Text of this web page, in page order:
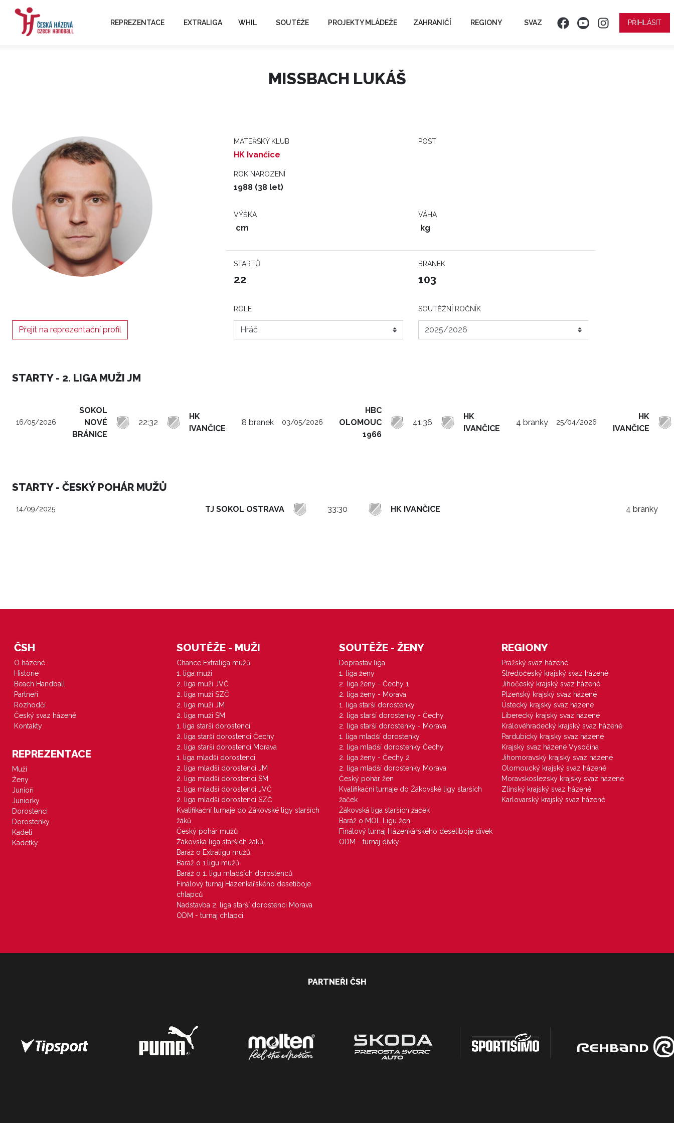
REPREZENTACE EXTRALIGA WHIL SOUTĚŽE PROJEKTY MLÁDEŽE ZAHRANIČÍ REGIONY SVAZ PŘIHLÁSIT
MISSBACH LUKÁŠ
MATEŘSKÝ KLUB
HK Ivančice
POST
ROK NAROZENÍ
1988 (38 let)
VÝŠKA
cm
VÁHA
kg
STARTŮ
22
BRANEK
103
Přejít na reprezentační profil
ROLE SOUTĚŽNÍ ROČNÍK
STARTY - 2. LIGA MUŽI JM
16/05/2026
SOKOL
NOVÉ
BRÁNICE
22:32
HK
IVANČICE
8 branek 03/05/2026
HBC
OLOMOUC
1966
41:36
HK
IVANČICE
4 branky 25/04/2026
HK
IVANČICE
STARTY - ČESKÝ POHÁR MUŽŮ
14/09/2025 TJ SOKOL OSTRAVA 33:30 HK IVANČICE 4 branky
ČSH
O házené
Historie
Beach Handball
Partneři
Rozhodčí
Český svaz házené
Kontakty
REPREZENTACE
Muži
Ženy
Junioři
Juniorky
Dorostenci
Dorostenky
Kadeti
Kadetky
SOUTĚŽE - MUŽI
Chance Extraliga mužů
1. liga muži
2. liga muži JVČ
2. liga muži SZČ
2. liga muži JM
2. liga muži SM
1. liga starší dorostenci
2. liga starší dorostenci Čechy
2. liga starší dorostenci Morava
1. liga mladší dorostenci
2. liga mladší dorostenci JM
2. liga mladší dorostenci SM
2. liga mladší dorostenci JVČ
2. liga mladší dorostenci SZČ
Kvalifikační turnaje do Žákovské ligy starších
žáků
Český pohár mužů
Žákovská liga starších žáků
Baráž o Extraligu mužů
Baráž o 1.ligu mužů
Baráž o 1. ligu mladších dorostenců
Finálový turnaj Házenkářského desetiboje
chlapců
Nadstavba 2. liga starší dorostenci Morava
ODM - turnaj chlapci
SOUTĚŽE - ŽENY
Doprastav liga
1. liga ženy
2. liga ženy - Čechy 1
2. liga ženy - Morava
1. liga starší dorostenky
2. liga starší dorostenky - Čechy
2. liga starší dorostenky - Morava
1. liga mladší dorostenky
2. liga mladší dorostenky Čechy
2. liga ženy - Čechy 2
2. liga mladší dorostenky Morava
Český pohár žen
Kvalifikační turnaje do Žákovské ligy starších
žaček
Žákovská liga starších žaček
Baráž o MOL Ligu žen
Finálový turnaj Házenkářského desetiboje dívek
ODM - turnaj dívky
REGIONY
Pražský svaz házené
Středočeský krajský svaz házené
Jihočeský krajský svaz házené
Plzeňský krajský svaz házené
Ústecký krajský svaz házené
Liberecký krajský svaz házené
Královéhradecký krajský svaz házené
Pardubický krajský svaz házené
Krajský svaz házené Vysočina
Jihomoravský krajský svaz házené
Olomoucký krajský svaz házené
Moravskoslezský krajský svaz házené
Zlínský krajský svaz házené
Karlovarský krajský svaz házené
PARTNEŘI ČSH